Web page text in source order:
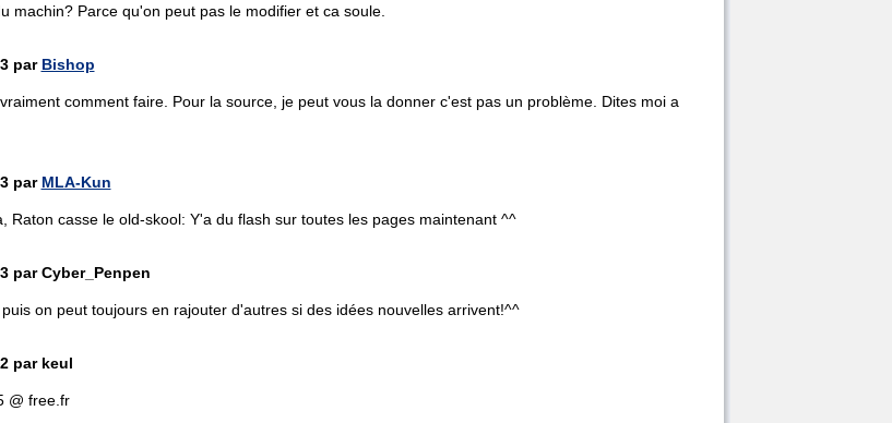
machin? Parce qu'on peut pas le modifier et ca soule.
par Bishop
comment faire. Pour la source, je peut vous la donner c'est pas un problème. Dites moi a
par MLA-Kun
Raton casse le old-skool: Y'a du flash sur toutes les pages maintenant ^^
par Cyber_Penpen
on peut toujours en rajouter d'autres si des idées nouvelles arrivent!^^
par keul
@ free.fr